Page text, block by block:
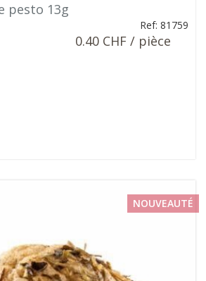
pesto 13g
Ref: 81759
0.40 CHF / pièce
NOUVEAUTÉ